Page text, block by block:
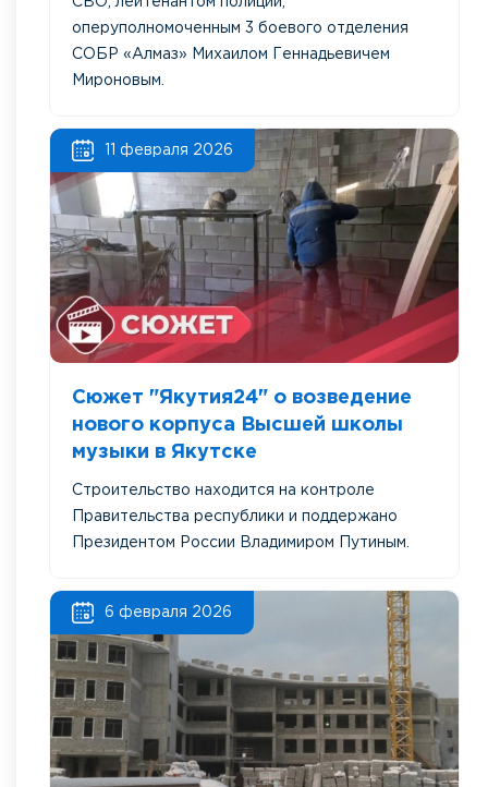
оперуполномоченным 3 боевого отделения
СОБР «Алмаз» Михаилом Геннадьевичем
Мироновым.
11 февраля 2026
Сюжет "Якутия24" о возведение
нового корпуса Высшей школы
музыки в Якутске
Строительство находится на контроле
Правительства республики и поддержано
Президентом России Владимиром Путиным.
6 февраля 2026